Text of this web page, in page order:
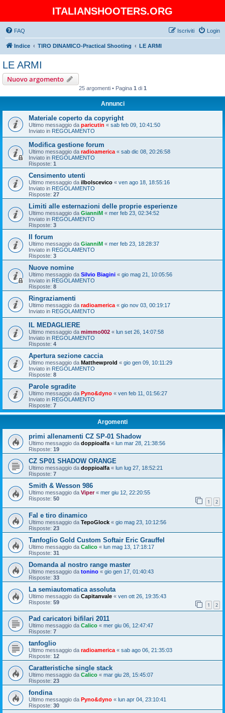
ITALIANSHOOTERS.ORG
FAQ Login
Iscriviti
Indice TIRO DINAMICO-Practical Shooting LE ARMI
LE ARMI
Nuovo argomento
25 argomenti • Pagina 1 di 1
Annunci
Materiale coperto da copyright
Ultimo messaggio da paricutin « sab feb 09, 10:41:50
Inviato in REGOLAMENTO
Modifica gestione forum
Ultimo messaggio da radioamerica « sab dic 08, 20:26:58
Inviato in REGOLAMENTO
Risposte: 1
Censimento utenti
Ultimo messaggio da ilbolscevico « ven ago 18, 18:55:16
Inviato in REGOLAMENTO
Risposte: 27
Limiti alle esternazioni delle proprie esperienze
Ultimo messaggio da GianniM « mer feb 23, 02:34:52
Inviato in REGOLAMENTO
Risposte: 3
Il forum
Ultimo messaggio da GianniM « mer feb 23, 18:28:37
Inviato in REGOLAMENTO
Risposte: 3
Nuove nomine
Ultimo messaggio da Silvio Biagini « gio mag 21, 10:05:56
Inviato in REGOLAMENTO
Risposte: 8
Ringraziamenti
Ultimo messaggio da radioamerica « gio nov 03, 00:19:17
Inviato in REGOLAMENTO
IL MEDAGLIERE
Ultimo messaggio da mimmo002 « lun set 26, 14:07:58
Inviato in REGOLAMENTO
Risposte: 4
Apertura sezione caccia
Ultimo messaggio da Matthewprold « gio gen 09, 10:11:29
Inviato in REGOLAMENTO
Risposte: 8
Parole sgradite
Ultimo messaggio da Pyno&dyno « ven feb 11, 01:56:27
Inviato in REGOLAMENTO
Risposte: 7
Argomenti
primi allenamenti CZ SP-01 Shadow
Ultimo messaggio da doppioalfa « lun mar 28, 21:38:56
Risposte: 19
CZ SP01 SHADOW ORANGE
Ultimo messaggio da doppioalfa « lun lug 27, 18:52:21
Risposte: 7
Smith & Wesson 986
Ultimo messaggio da Viper« mer giu 12, 22:20:55
Risposte: 50 1 2
Fal e tiro dinamico
Ultimo messaggio da TepoGlock « gio mag 23, 10:12:56
Risposte: 23
Tanfoglio Gold Custom Softair Eric Grauffel
Ultimo messaggio da Calico « lun mag 13, 17:18:17
Risposte: 31
Domanda al nostro range master
Ultimo messaggio da tonino « gio gen 17, 01:40:43
Risposte: 33
La semiautomatica assoluta
Ultimo messaggio da Capitanvale « ven ott 26, 19:35:43
Risposte: 59 1 2
Pad caricatori bifilari 2011
Ultimo messaggio da Calico « mer giu 06, 12:47:47
Risposte: 7
tanfoglio
Ultimo messaggio da radioamerica « sab ago 06, 21:35:03
Risposte: 12
Caratteristiche single stack
Ultimo messaggio da Calico « mar giu 28, 15:45:07
Risposte: 23
fondina
Ultimo messaggio da Pyno&dyno « lun apr 04, 23:10:41
Risposte: 30